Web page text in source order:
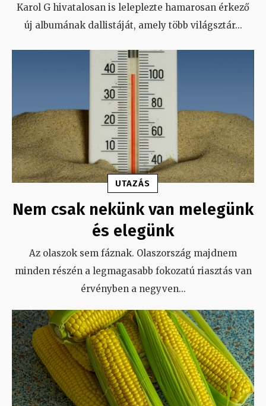
Karol G hivatalosan is leleplezte hamarosan érkező
új albumának dallistáját, amely több világsztár...
UTAZÁS
Nem csak nekünk van melegünk
és elegünk
Az olaszok sem fáznak. Olaszország majdnem
minden részén a legmagasabb fokozatú riasztás van
érvényben a negyven...